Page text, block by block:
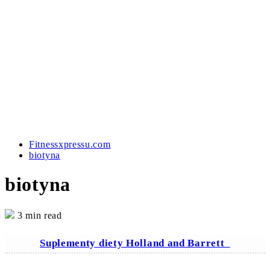
Fitnessxpressu.com
biotyna
biotyna
3 min read
Suplementy diety Holland and Barrett